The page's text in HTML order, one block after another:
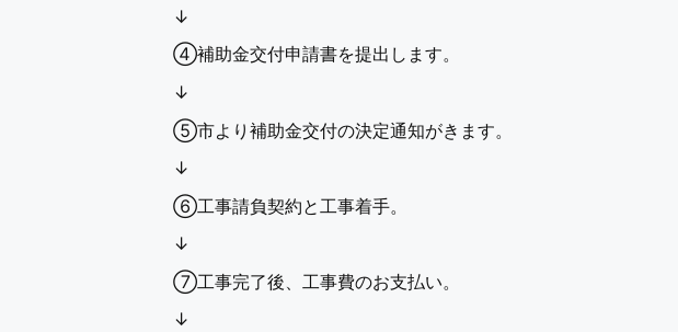
↓
④補助金交付申請書を提出します。
↓
⑤市より補助金交付の決定通知がきます。
↓
⑥工事請負契約と工事着手。
↓
⑦工事完了後、工事費のお支払い。
↓